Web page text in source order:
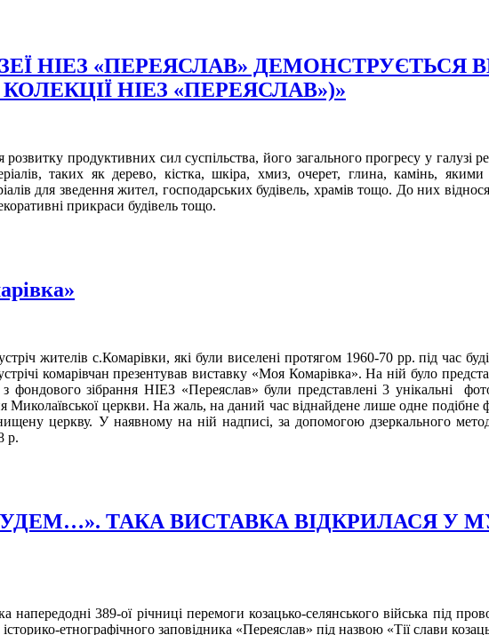
НІЕЗ «ПЕРЕЯСЛАВ» ДЕМОНСТРУЄТЬСЯ
НІЕЗ «ПЕРЕЯСЛАВ»)»
продуктивних сил суспільства, його загального прогресу у галузі
таких як дерево, кістка, шкіра, хмиз, очерет, глина, камінь, якими
для зведення жител, господарських будівель, храмів тощо. До них
прикраси будівель тощо.
жителів с.Комарівки, які були виселені протягом 1960-70 рр. під час
комарівчан презентував виставку «Моя Комарівка». На ній було
фондового зібрання НІЕЗ «Переяслав» були представлені 3 унікальні
церкви. На жаль, на даний час віднайдене лише одне подібне
церкву. У наявному на ній надписі, за допомогою дзеркального
р.
ТАКА ВИСТАВКА ВІДКРИЛАСЯ У
389-ої річниці перемоги козацько-селянського війська під
етнографічного заповідника «Переяслав» під назвою «Тії слави